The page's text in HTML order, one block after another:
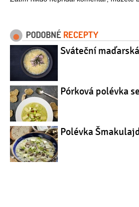
PODOBNÉ RECEPTY
Sváteční
Pórková polévka
Polévka